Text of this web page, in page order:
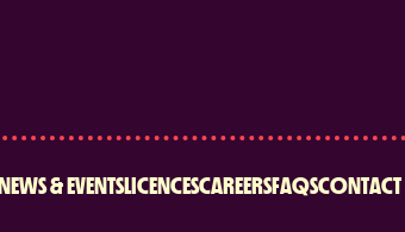
NEWS & EVENTSLICENCESCAREERSFAQSCONTACT